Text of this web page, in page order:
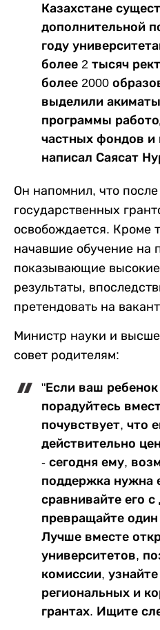
Казахстане
дополнительной
году
более 2 тысяч
более 2000
выделили
программы
частных фондов и
написал Саясат
Он напомнил, что
государственных
освобождается. Кроме
начавшие обучение на
показывающие
результаты,
претендовать на
Министр науки и
совет родителям:
"Если ваш
порадуйтесь
почувствует, что
действительно
- сегодня ему,
поддержка нужна
сравнивайте его
превращайте
Лучше вместе
университетов,
комиссии,
региональных и
грантах. Ищите